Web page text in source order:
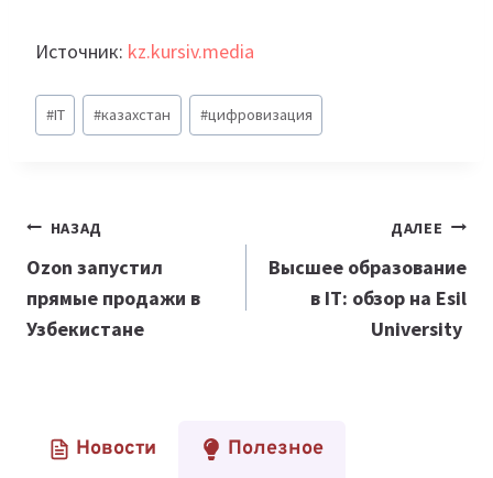
Источник: kz.kursiv.media
Метки
записи:
#IT #казахстан #цифровизация
Навигация
по
записям
НАЗАД
Ozon запустил
прямые продажи в
Узбекистане
ДАЛЕЕ
Высшее образование
в IT: обзор на Esil
University
Новости Полезное